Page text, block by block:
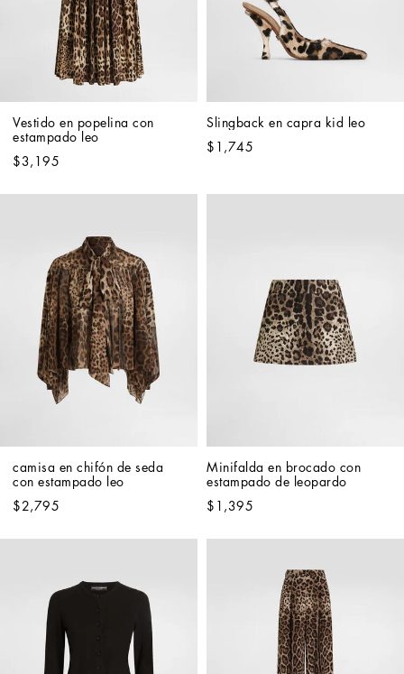
Vestido en popelina con
estampado leo
$3,195
Slingback en capra kid leo
$1,745
camisa en chifón de seda
con estampado leo
$2,795
Minifalda en brocado con
estampado de leopardo
$1,395